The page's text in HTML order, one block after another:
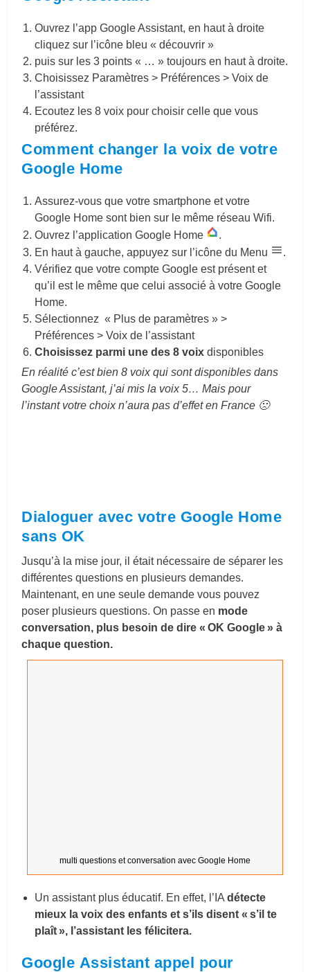
Ouvrez l’app Google Assistant, en haut à droite
cliquez sur l’icône bleu « découvrir »
puis sur les 3 points « … » toujours en haut à droite.
Choisissez Paramètres > Préférences > Voix de
l’assistant
Ecoutez les 8 voix pour choisir celle que vous
préférez.
Comment changer la voix de votre
Google Home
Assurez-vous que votre smartphone et votre
Google Home sont bien sur le même réseau Wifi.
Ouvrez l’application Google Home
.
En haut à gauche, appuyez sur l’icône du Menu
.
Vérifiez que votre compte Google est présent et
qu’il est le même que celui associé à votre Google
Home.
Sélectionnez« Plus de paramètres » >
Préférences > Voix de l’assistant
Choisissez parmi une des 8 voix disponibles
En réalité c’est bien 8 voix qui sont disponibles dans
Google Assistant, j’ai mis la voix 5… Mais pour
l’instant votre choix n’aura pas d’effet en France 🙁
Dialoguer avec votre Google Home
sans OK
Jusqu’à la mise jour, il était nécessaire de séparer les
différentes questions en plusieurs demandes.
Maintenant, en une seule demande vous pouvez
poser plusieurs questions. On passe en mode
conversation, plus besoin de dire « OK Google » à
chaque question.
multi questions et conversation avec Google Home
Un assistant plus éducatif. En effet, l’IAdétecte
mieux la voix des enfants et s’ils disent « s’il te
plaît », l’assistant les félicitera.
Google Assistant appel pour